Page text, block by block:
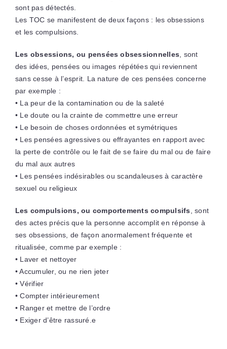
sont pas détectés.
Les TOC se manifestent de deux façons : les obsessions
et les compulsions.
Les obsessions, ou pensées obsessionnelles , sont
des idées, pensées ou images répétées qui reviennent
sans cesse à l’esprit. La nature de ces pensées concerne
par exemple :
• La peur de la contamination ou de la saleté
• Le doute ou la crainte de commettre une erreur
• Le besoin de choses ordonnées et symétriques
• Les pensées agressives ou effrayantes en rapport avec
la perte de contrôle ou le fait de se faire du mal ou de faire
du mal aux autres
• Les pensées indésirables ou scandaleuses à caractère
sexuel ou religieux
Les compulsions, ou comportements compulsifs , sont
des actes précis que la personne accomplit en réponse à
ses obsessions, de façon anormalement fréquente et
ritualisée, comme par exemple :
• Laver et nettoyer
• Accumuler, ou ne rien jeter
• Vérifier
• Compter intérieurement
• Ranger et mettre de l’ordre
• Exiger d’être rassuré.e